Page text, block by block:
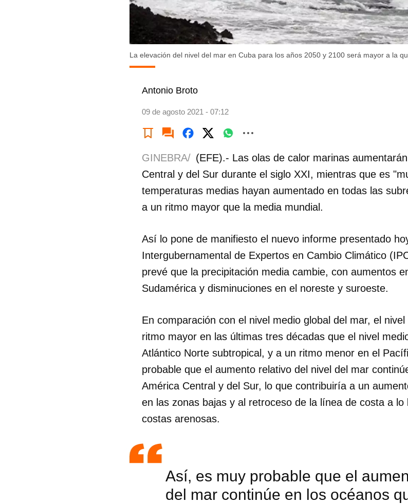
La elevación del nivel del mar en Cuba para los años 2050 y 2100 será mayor a la
Antonio Broto
09 de agosto 2021 - 07:12
GINEBRA/ (EFE).- Las olas de calor marinas
Central y del Sur durante el siglo XXI, mientras que es
temperaturas medias hayan aumentado en todas las
a un ritmo mayor que la media mundial.
Así lo pone de manifiesto el nuevo informe presentado
Intergubernamental de Expertos en Cambio Climático
prevé que la precipitación media cambie, con aumentos
Sudamérica y disminuciones en el noreste y suroeste.
En comparación con el nivel medio global del mar, el
ritmo mayor en las últimas tres décadas que el nivel
Atlántico Norte subtropical, y a un ritmo menor en el
probable que el aumento relativo del nivel del mar
América Central y del Sur, lo que contribuiría a un
en las zonas bajas y al retroceso de la línea de costa a
costas arenosas.
Así, es muy probable que el
del mar continúe en los océanos